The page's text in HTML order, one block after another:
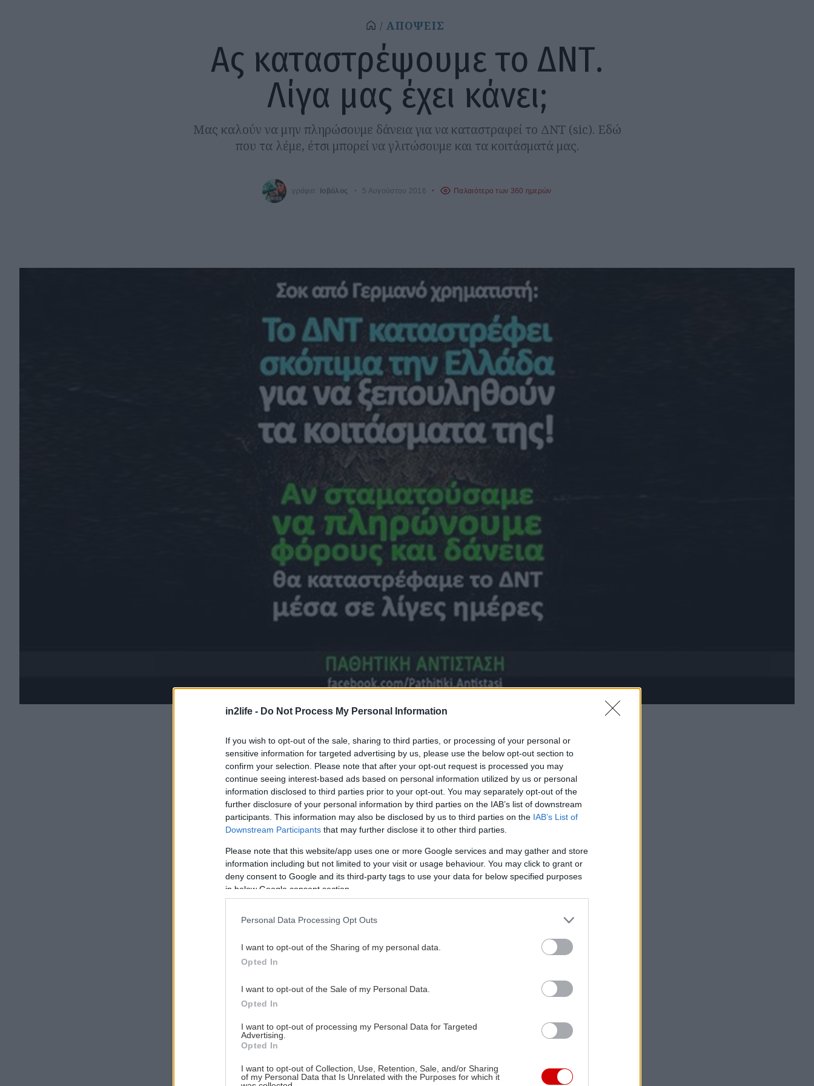
in2life - Do Not Process My Personal Information
If you wish to opt-out of the sale, sharing to third parties, or processing of your personal or
sensitive information for targeted advertising by us, please use the below opt-out section to
confirm your selection. Please note that after your opt-out request is processed you may
continue seeing interest-based ads based on personal information utilized by us or personal
information disclosed to third parties prior to your opt-out. You may separately opt-out of the
further disclosure of your personal information by third parties on the IAB’s list of downstream
participants. This information may also be disclosed by us to third parties on the IAB’s List of
Downstream Participants that may further disclose it to other third parties.
Please note that this website/app uses one or more Google services and may gather and store
information including but not limited to your visit or usage behaviour. You may click to grant or
deny consent to Google and its third-party tags to use your data for below specified purposes
in below Google consent section.
Personal Data Processing Opt Outs
I want to opt-out of the Sharing of my personal data.
Opted In
I want to opt-out of the Sale of my Personal Data.
Opted In
I want to opt-out of processing my Personal Data for Targeted
Advertising.
Opted In
I want to opt-out of Collection, Use, Retention, Sale, and/or Sharing
of my Personal Data that Is Unrelated with the Purposes for which it
ΑΠΟΨΕΙΣ
Ας καταστρέψουμε το ΔΝΤ.
Λίγα μας έχει κάνει;
Μας καλούν να μην πληρώσουμε δάνεια για να καταστραφεί το ΔΝΤ (sic). Εδώ
που τα λέμε, έτσι μπορεί να γλιτώσουμε και τα κοιτάσματά μας.
γράφει: Ιοβόλος 5 Αυγούστου 2016 Παλαιότερο των 360 ημερών